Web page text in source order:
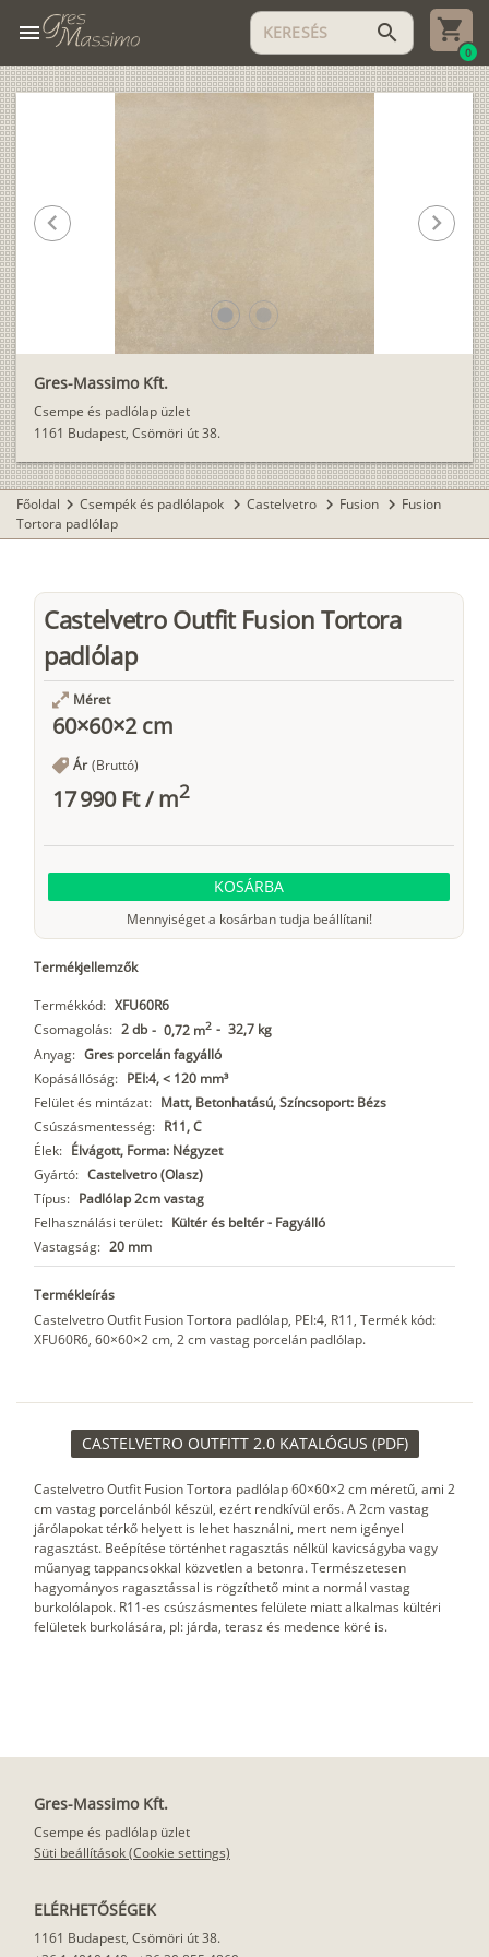
menu search
0
Gres-Massimo Kft.
Csempe és padlólap üzlet
1161 Budapest, Csömöri út 38.
lens lens
chevron_left chevron_right
Főoldal chevron_right Csempék és padlólapok chevron_right Castelvetro chevron_right Fusion chevron_right Fusion
Tortora padlólap
Castelvetro Outfit Fusion Tortora
padlólap
Méret
60×60×2 cm
Ár (Bruttó)
17 990 Ft/m2
KOSÁRBA
Mennyiséget a kosárban tudja beállítani!
Termékjellemzők
Termékkód: XFU60R6
Csomagolás: 2 db - 0,72 m2 - 32,7 kg
Anyag: Gres porcelán fagyálló
Kopásállóság: PEI:4, < 120 mm³
Felület és mintázat: Matt, Betonhatású, Színcsoport: Bézs
Csúszásmentesség: R11, C
Élek: Élvágott, Forma: Négyzet
Gyártó: Castelvetro (Olasz)
Típus: Padlólap 2cm vastag
Felhasználási terület: Kültér és beltér - Fagyálló
Vastagság: 20 mm
Termékleírás
Castelvetro Outfit Fusion Tortora padlólap, PEI:4, R11, Termék kód:
XFU60R6, 60×60×2 cm, 2 cm vastag porcelán padlólap.
CASTELVETRO OUTFITT 2.0 KATALÓGUS (PDF)
Castelvetro Outfit Fusion Tortora padlólap 60×60×2 cm méretű, ami 2
cm vastag porcelánból készül, ezért rendkívül erős. A 2cm vastag
járólapokat térkő helyett is lehet használni, mert nem igényel
ragasztást. Beépítése történhet ragasztás nélkül kavicságyba vagy
műanyag tappancsokkal közvetlen a betonra. Természetesen
hagyományos ragasztással is rögzíthető mint a normál vastag
burkolólapok. R11-es csúszásmentes felülete miatt alkalmas kültéri
felületek burkolására, pl: járda, terasz és medence köré is.
Gres-Massimo Kft.
Csempe és padlólap üzlet
Süti beállítások (Cookie settings)
ELÉRHETŐSÉGEK
1161 Budapest, Csömöri út 38.